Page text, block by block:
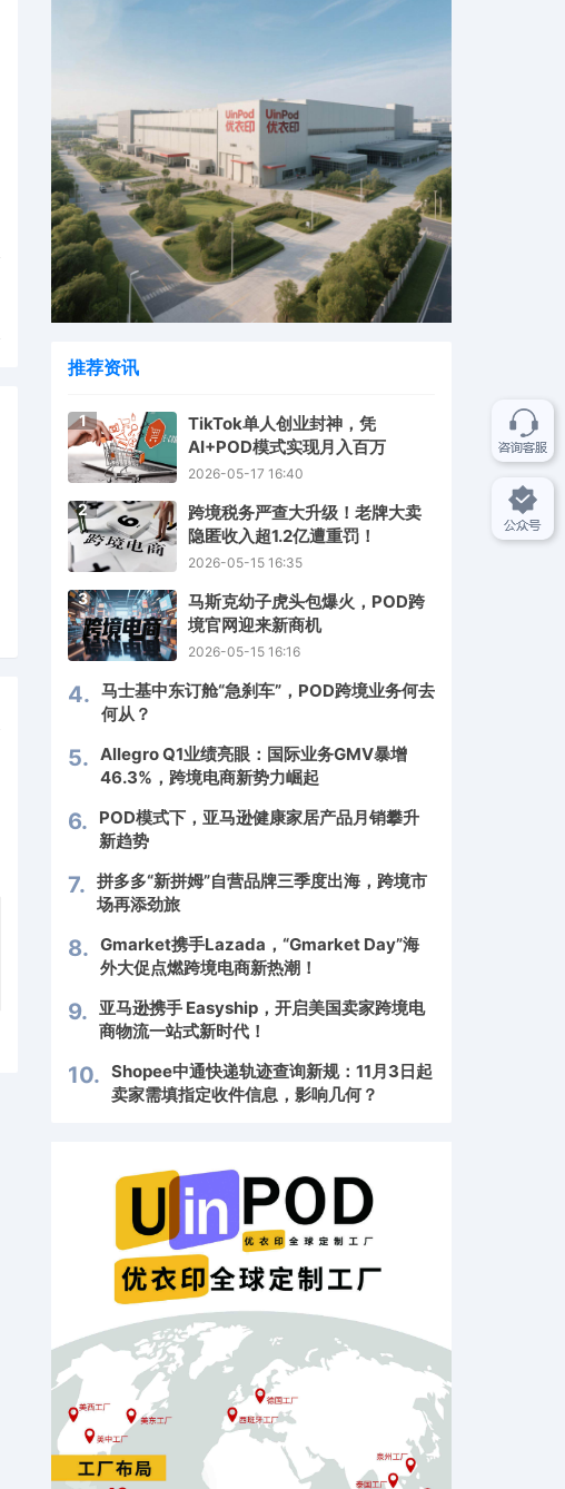
推荐资讯
1
TikTok单人创业封神，凭
AI+POD模式实现月入百万
2026-05-17 16:40
2
跨境税务严查大升级！老牌大卖
隐匿收入超1.2亿遭重罚！
2026-05-15 16:35
3
马斯克幼子虎头包爆火，POD跨
境官网迎来新商机
2026-05-15 16:16
4. 马士基中东订舱“急刹车”，POD跨境业务何去
何从？
5. Allegro Q1业绩亮眼：国际业务GMV暴增
46.3%，跨境电商新势力崛起
6.
POD模式下，亚马逊健康家居产品月销攀升
新趋势
7. 拼多多“新拼姆”自营品牌三季度出海，跨境市
场再添劲旅
8. Gmarket携手Lazada，“Gmarket Day”海
外大促点燃跨境电商新热潮！
9. 亚马逊携手 Easyship，开启美国卖家跨境电
商物流一站式新时代！
10. Shopee中通快递轨迹查询新规：11月3日起
卖家需填指定收件信息，影响几何？